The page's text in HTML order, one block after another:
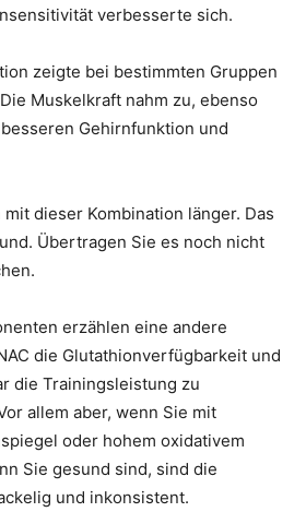
verbesserte sich.
zeigte bei bestimmten Gruppen
Muskelkraft nahm zu, ebenso
Gehirnfunktion und
dieser Kombination länger. Das
Übertragen Sie es noch nicht
erzählen eine andere
die Glutathionverfügbarkeit und
die Trainingsleistung zu
allem aber, wenn Sie mit
oder hohem oxidativem
Sie gesund sind, sind die
und inkonsistent.